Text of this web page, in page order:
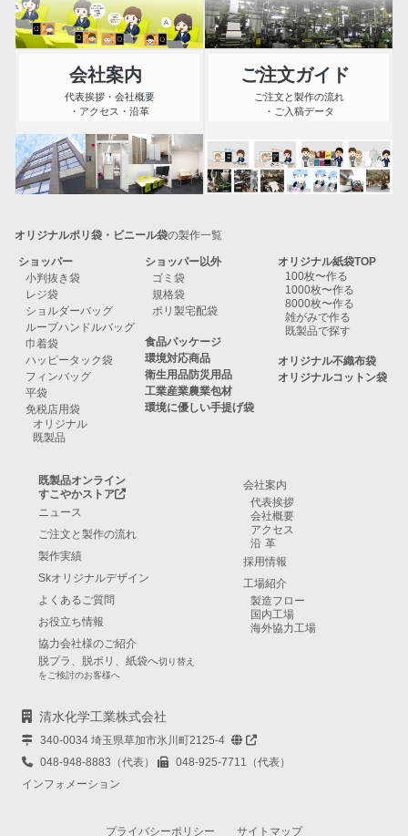
会社案内
代表挨拶・会社概要
・アクセス・沿革
ご注文ガイド
ご注文と製作の流れ
・ご入稿データ
オリジナルポリ袋・ビニール袋の製作一覧
ショッパー
小判抜き袋
レジ袋
ショルダーバッグ
ループハンドルバッグ
巾着袋
ハッピータック袋
フィンバッグ
平袋
免税店用袋
オリジナル
既製品
ショッパー以外
ゴミ袋
規格袋
ポリ製宅配袋
食品パッケージ
環境対応商品
衛生用品防災用品
工業産業農業包材
環境に優しい手提げ袋
オリジナル紙袋TOP
100枚〜作る
1000枚〜作る
8000枚〜作る
雑がみで作る
既製品で探す
オリジナル不織布袋
オリジナルコットン袋
既製品オンライン
すこやかストア
ニュース
ご注文と製作の流れ
製作実績
Skオリジナルデザイン
よくあるご質問
お役立ち情報
協力会社様のご紹介
脱プラ、脱ポリ、紙袋へ切り替え
をご検討のお客様へ
会社案内
代表挨拶
会社概要
アクセス
沿革
採用情報
工場紹介
製造フロー
国内工場
海外協力工場
清水化学工業株式会社
340-0034 埼玉県草加市氷川町2125-4
048-948-8883（代表）
048-925-7711（代表）
インフォメーション
プライバシーポリシー サイトマップ